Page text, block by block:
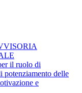
il ruolo di
potenziamento delle
e